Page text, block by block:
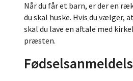
Når du får et barn, er der en
du skal huske. Hvis du vælger,
skal du lave en aftale med
præsten.